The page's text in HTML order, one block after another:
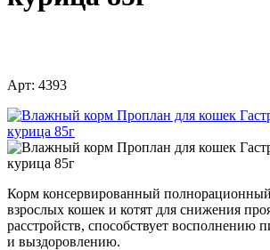
Арт: 4393
Корм консервированный
взрослых кошек и котят для снижения
расстройств, способствует восполнению
и выздоровлению.